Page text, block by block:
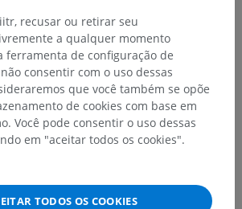
parte anatômica
em humanos
recusar ou retirar seu
a qualquer momento
ferramenta de configuração de
consentir com o uso dessas
que você também se opõe
de cookies com base em
Você pode consentir o uso dessas
em "aceitar todos os cookies".
TODOS OS COOKIES